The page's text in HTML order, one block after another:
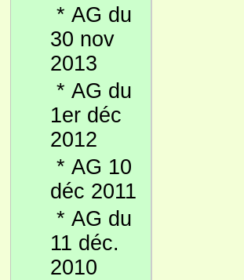
* AG du
30 nov
2013
* AG du
1er déc
2012
* AG 10
déc 2011
* AG du
11 déc.
2010